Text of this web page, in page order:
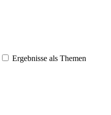
Ergebnisse als Themen